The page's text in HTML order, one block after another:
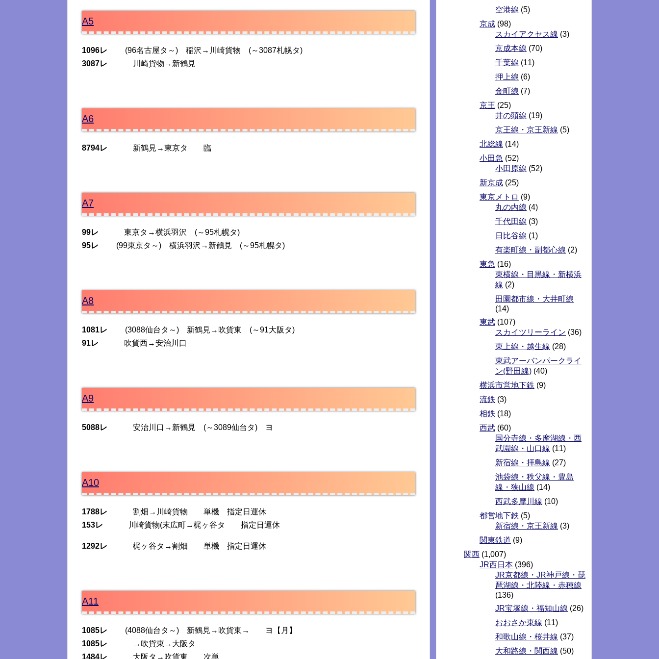
A5
1096レ (96名古屋タ～) 稲沢→川崎貨物 (～3087札幌タ)
3087レ 川崎貨物→新鶴見
A6
8794レ 新鶴見→東京タ 臨
A7
99レ 東京タ→横浜羽沢 (～95札幌タ)
95レ (99東京タ～) 横浜羽沢→新鶴見 (～95札幌タ)
A8
1081レ (3088仙台タ～) 新鶴見→吹貨東 (～91大阪タ)
91レ 吹貨西→安治川口
A9
5088レ 安治川口→新鶴見 (～3089仙台タ) ヨ
A10
1788レ 割畑→川崎貨物 単機 指定日運休
153レ 川崎貨物(末広町→梶ヶ谷タ 指定日運休
1292レ 梶ヶ谷タ→割畑 単機 指定日運休
A11
1085レ (4088仙台タ～) 新鶴見→吹貨東→ ヨ【月】
1085レ →吹貨東→大阪タ
1484レ 大阪タ→吹貨東 次単
空港線 (5)
京成 (98)
スカイアクセス線 (3)
京成本線 (70)
千葉線 (11)
押上線 (6)
金町線 (7)
京王 (25)
井の頭線 (19)
京王線・京王新線 (5)
北総線 (14)
小田急 (52)
小田原線 (52)
新京成 (25)
東京メトロ (9)
丸の内線 (4)
千代田線 (3)
日比谷線 (1)
有楽町線・副都心線 (2)
東急 (16)
東横線・目黒線・新横浜
線 (2)
田園都市線・大井町線
(14)
東武 (107)
スカイツリーライン (36)
東上線・越生線 (28)
東武アーバンパークライ
ン(野田線) (40)
横浜市営地下鉄 (9)
流鉄 (3)
相鉄 (18)
西武 (60)
国分寺線・多摩湖線・西
武園線・山口線 (11)
新宿線・拝島線 (27)
池袋線・秩父線・豊島
線・狭山線 (14)
西武多摩川線 (10)
都営地下鉄 (5)
新宿線・京王新線 (3)
関東鉄道 (9)
関西 (1,007)
JR西日本 (396)
JR京都線・JR神戸線・琵
琶湖線・北陸線・赤穂線
(136)
JR宝塚線・福知山線 (26)
おおさか東線 (11)
和歌山線・桜井線 (37)
大和路線・関西線 (50)